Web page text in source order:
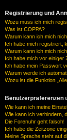
Registrierung und
Wozu muss ich mich
Was ist COPPA?
Warum kann ich mich
Ich habe mich registriert,
Warum kann ich mich
Ich habe mich vor einiger
Ich habe mein Passwort
Warum werde ich
Wozu ist die Funktion
Benutzerpräferenzen
Wie kann ich meine
Wie kann ich verhindern,
Die Forenuhr geht falsch!
Ich habe die Zeitzone
Meine Sprache steht auf